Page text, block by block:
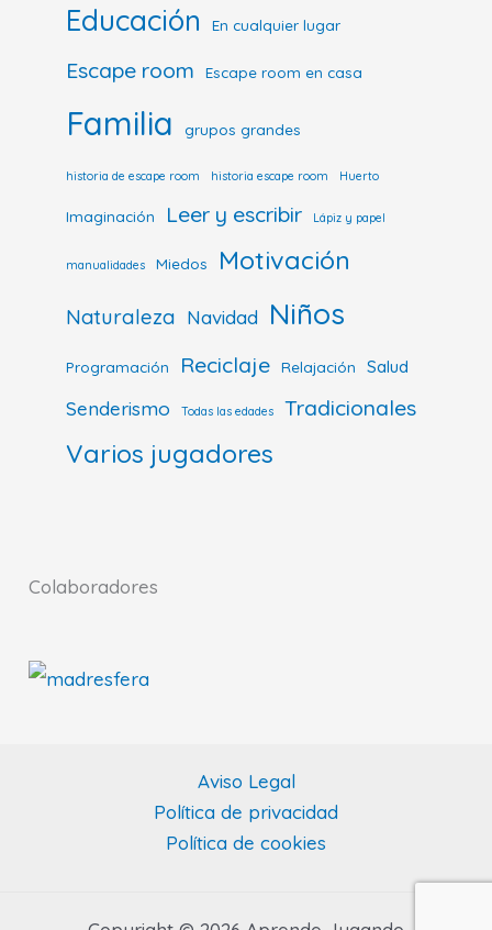
Educación En cualquier lugar
Escape room Escape room en casa
Familia grupos grandes
historia de escape room historia escape room Huerto
Imaginación Leer y escribir Lápiz y papel
manualidades Miedos Motivación
Naturaleza Navidad Niños
Programación Reciclaje Relajación Salud
Senderismo Todas las edades Tradicionales
Varios jugadores
Colaboradores
Aviso Legal
Política de privacidad
Política de cookies